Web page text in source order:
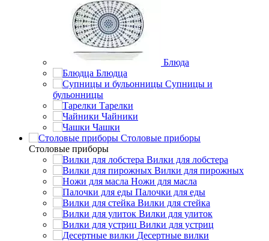
Блюда
Блюдца
Супницы и
бульонницы
Тарелки
Чайники
Чашки
Cтоловые приборы
Cтоловые приборы
Вилки для лобстера
Вилки для пирожных
Ножи для масла
Палочки для еды
Вилки для стейка
Вилки для улиток
Вилки для устриц
Десертные вилки